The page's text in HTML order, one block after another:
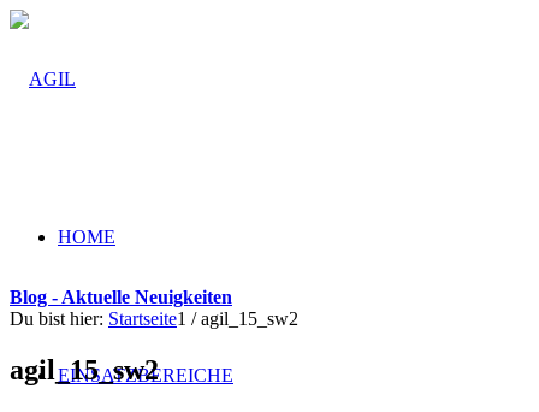
HOME
EINSATZBEREICHE
Blog - Aktuelle Neuigkeiten
Du bist hier: Startseite1 / agil_15_sw2
agil_15_sw2